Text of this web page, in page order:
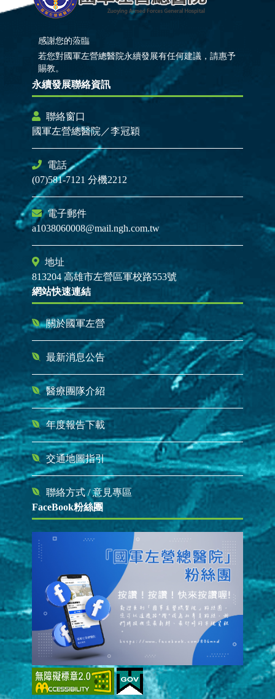
感謝您的蒞臨
若您對國軍左營總醫院永續發展有任何建議，請惠予
賜教。
永續發展聯絡資訊
聯絡窗口
國軍左營總醫院／李冠穎
電話
(07)581-7121 分機2212
電子郵件
a1038060008@mail.ngh.com.tw
地址
813204 高雄市左營區軍校路553號
網站快速連結
關於國軍左營
最新消息公告
醫療團隊介紹
年度報告下載
交通地圖指引
聯絡方式/意見專區
FaceBook粉絲團